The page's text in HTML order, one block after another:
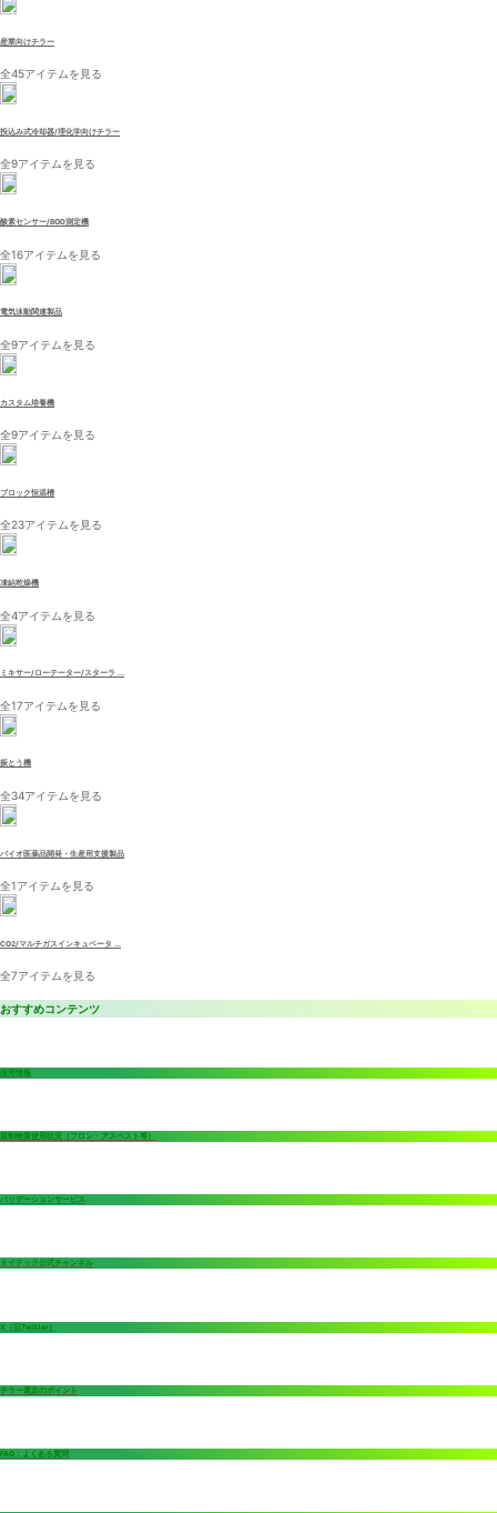
産業向けチラー
全45アイテムを見る
投込み式冷却器/理化学向けチラー
全9アイテムを見る
酸素センサー/BOD測定機
全16アイテムを見る
電気泳動関連製品
全9アイテムを見る
カスタム培養機
全9アイテムを見る
ブロック恒温槽
全23アイテムを見る
凍結乾燥機
全4アイテムを見る
ミキサー/ローテーター/スターラ ...
全17アイテムを見る
振とう機
全34アイテムを見る
バイオ医薬品開発・生産用支援製品
全1アイテムを見る
CO2/マルチガスインキュベータ ...
全7アイテムを見る
おすすめコンテンツ
採用情報
規制物質使用状況（フロン・アスベスト等）
バリデーションサービス
タイテック公式チャンネル
X（旧Twitter）
チラー選定のポイント
FAQ：よくある質問